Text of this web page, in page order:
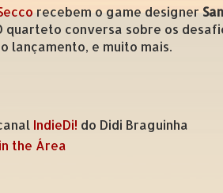
recebem o game designer
quarteto conversa sobre os
lançamento, e muito mais.
IndieDi! do Didi Braguinha
the Área